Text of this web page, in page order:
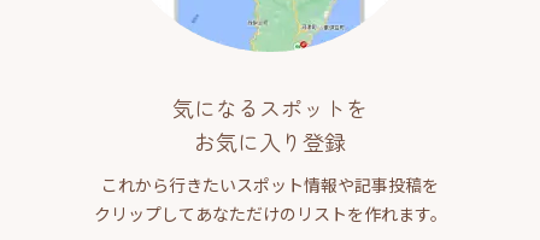
気になるスポットを
お気に入り登録
これから行きたいスポット情報や記事投稿を
クリップしてあなただけのリストを作れます。